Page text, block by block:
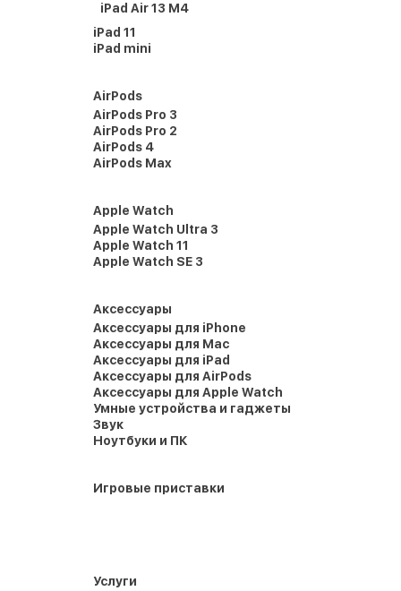
iPad Air 13 M4
iPad 11
iPad mini
AirPods
AirPods Pro 3
AirPods Pro 2
AirPods 4
AirPods Max
Apple Watch
Apple Watch Ultra 3
Apple Watch 11
Apple Watch SE 3
Аксессуары
Аксессуары для iPhone
Аксессуары для Mac
Аксессуары для iPad
Аксессуары для AirPods
Аксессуары для Apple Watch
Умные устройства и гаджеты
Звук
Ноутбуки и ПК
Игровые приставки
Услуги